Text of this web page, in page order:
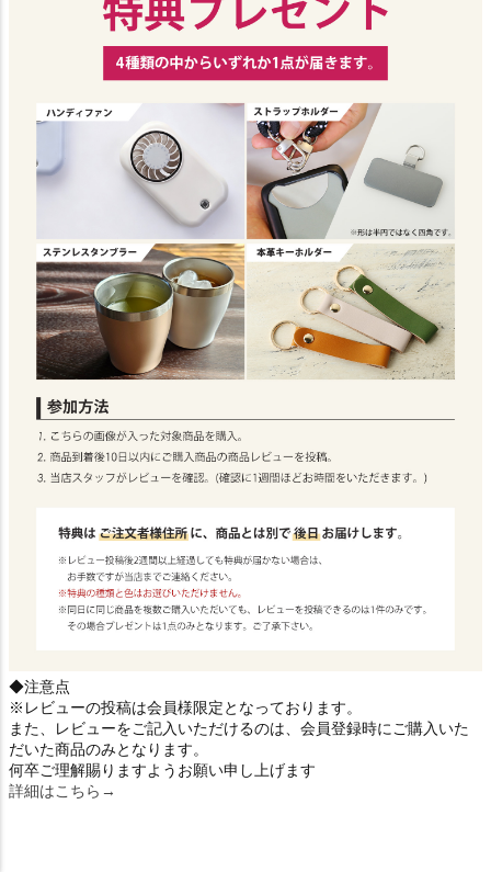
◆注意点
※レビューの投稿は会員様限定となっております。
また、レビューをご記入いただけるのは、会員登録時にご購入いた
だいた商品のみとなります。
何卒ご理解賜りますようお願い申し上げます
詳細はこちら→